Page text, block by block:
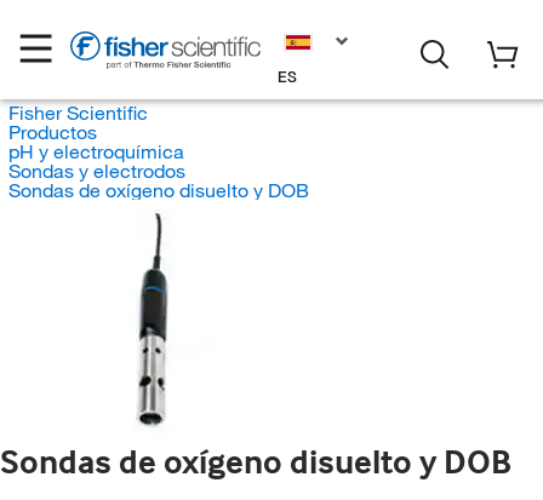
ES
Fisher Scientific
Productos
pH y electroquímica
Sondas y electrodos
Sondas de oxígeno disuelto y DOB
Sondas de oxígeno disuelto y DOB